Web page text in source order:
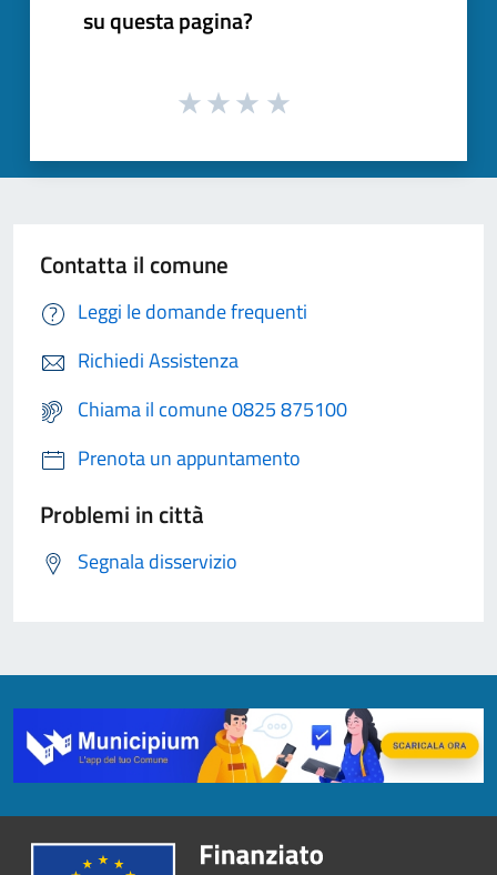
su questa pagina?
Contatta il comune
Leggi le domande frequenti
Richiedi Assistenza
Chiama il comune 0825 875100
Prenota un appuntamento
Problemi in città
Segnala disservizio